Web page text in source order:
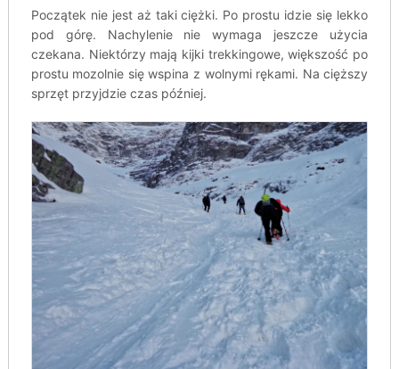
Początek nie jest aż taki ciężki. Po prostu idzie się lekko
pod górę. Nachylenie nie wymaga jeszcze użycia
czekana. Niektórzy mają kijki trekkingowe, większość po
prostu mozolnie się wspina z wolnymi rękami. Na cięższy
sprzęt przyjdzie czas później.